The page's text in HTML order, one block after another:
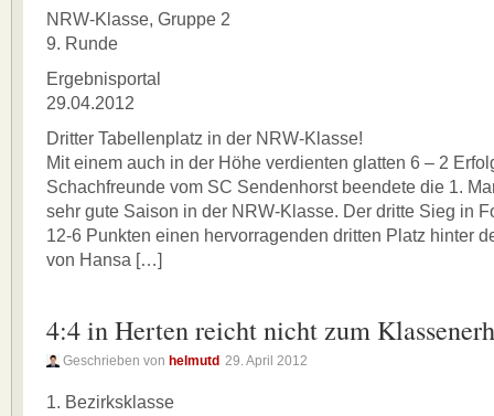
NRW-Klasse, Gruppe 2
9. Runde
Ergebnisportal
29.04.2012
Dritter Tabellenplatz in der NRW-Klasse!
Mit einem auch in der Höhe verdienten glatten 6 – 2
Schachfreunde vom SC Sendenhorst beendete die 1.
sehr gute Saison in der NRW-Klasse. Der dritte Sieg in
12-6 Punkten einen hervorragenden dritten Platz hinter
von Hansa […]
4:4 in Herten reicht nicht zum
Geschrieben von helmutd 29. April 2012
1. Bezirksklasse